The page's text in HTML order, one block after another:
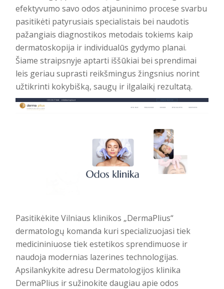
efektyvumo savo odos atjauninimo procese svarbu
pasitikėti patyrusiais specialistais bei naudotis
pažangiais diagnostikos metodais tokiems kaip
dermatoskopija ir individualūs gydymo planai.
Šiame straipsnyje aptarti iššūkiai bei sprendimai
leis geriau suprasti reikšmingus žingsnius norint
užtikrinti kokybišką, saugų ir ilgalaikį rezultatą.
Pasitikėkite Vilniaus klinikos „DermaPlius“
dermatologų komanda kuri specializuojasi tiek
medicininiuose tiek estetikos sprendimuose ir
naudoja modernias lazerines technologijas.
Apsilankykite adresu Dermatologijos klinika
DermaPlius ir sužinokite daugiau apie odos